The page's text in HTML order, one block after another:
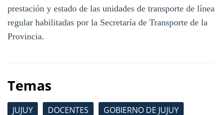
prestación y estado de las unidades de transporte de línea
regular habilitadas por la Secretaría de Transporte de la
Provincia.
Temas
JUJUY DOCENTES GOBIERNO DE JUJUY